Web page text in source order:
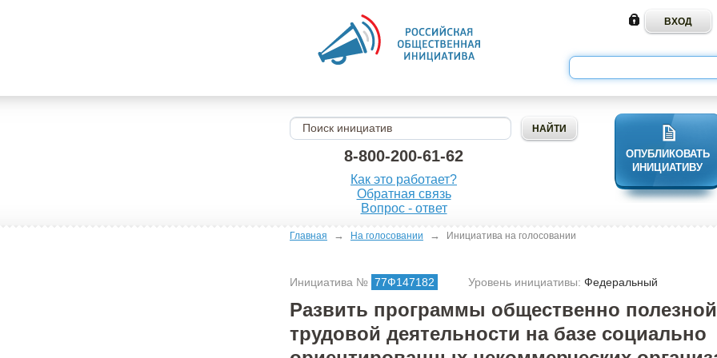
8-800-200-61-62
Как это работает?
Обратная связь
Вопрос - ответ
ОПУБЛИКОВАТЬ
ИНИЦИАТИВУ
Главная → На голосовании → Инициатива на голосовании
Инициатива № 77Ф147182 Уровень инициативы: Федеральный
Развить программы общественно полезной
трудовой деятельности на базе социально